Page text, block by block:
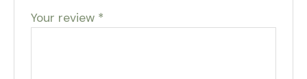
Your review *